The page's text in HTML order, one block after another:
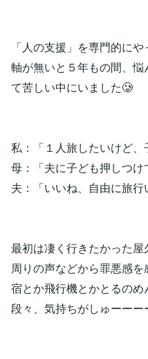
「人の支援」を専門的にや
軸が無いと５年もの間、
て苦しい中にいました🥲
私：「１人旅したいけど、
母：「夫に子ども押しつけ
夫：「いいね、自由に旅行
最初は凄く行きたかった屋
周りの声などから罪悪感を
宿とか飛行機とかとるのめ
段々、気持ちがしゅーーー